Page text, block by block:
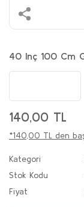
40 Inç 100 Cm
140,00 TL
*140,00 TL den
Kategori
Stok Kodu
Fiyat